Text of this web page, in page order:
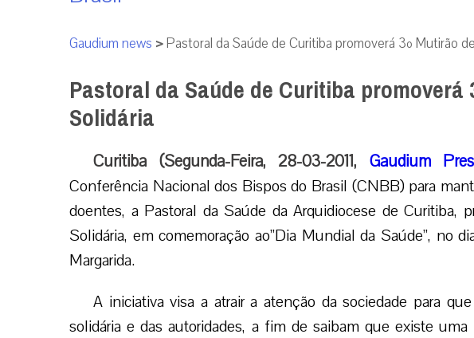
Gaudium news >Pastoral da Saúde de Curitiba promoverá 3º Mutirão
Pastoral da Saúde de Curitiba promoverá
Solidária
Curitiba (Segunda-Feira, 28-03-2011, Gaudium
Conferência Nacional dos Bispos do Brasil (CNBB) para
doentes, a Pastoral da Saúde da Arquidiocese de Curitiba,
Solidária, em comemoração ao”Dia Mundial da Saúde”, no
Margarida.
A iniciativa visa a atrair a atenção da sociedade para
solidária e das autoridades, a fim de saibam que existe